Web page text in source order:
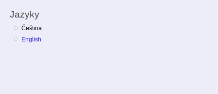
Jazyky
Čeština
English